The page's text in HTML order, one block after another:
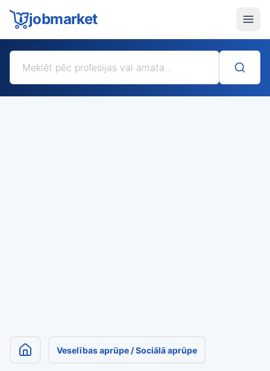
jobmarket
Veselības aprūpe / Sociālā aprūpe